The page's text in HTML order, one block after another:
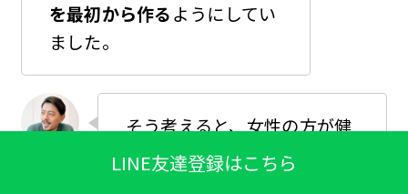
LINE友達登録はこちら
を最初から作るようにしてい
ました。
そう考えると、女性の方が健
康の意識が高いんですかね？